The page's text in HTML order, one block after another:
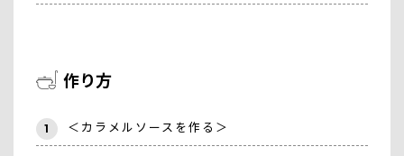
作り方
1 ＜カラメルソースを作る＞